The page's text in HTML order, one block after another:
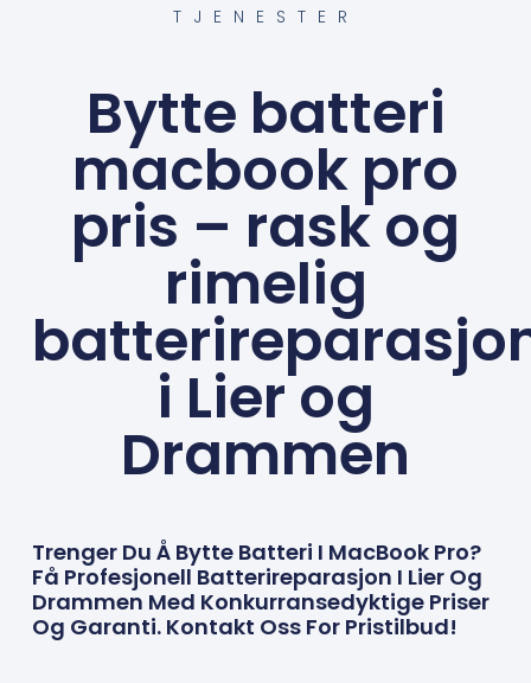
TJENESTER
Bytte batteri
macbook pro
pris – rask og
rimelig
i Lier og
Drammen
Trenger Du Å Bytte Batteri I MacBook Pro?
Få Profesjonell Batterireparasjon I Lier Og
Drammen Med Konkurransedyktige Priser
Og Garanti. Kontakt Oss For Pristilbud!